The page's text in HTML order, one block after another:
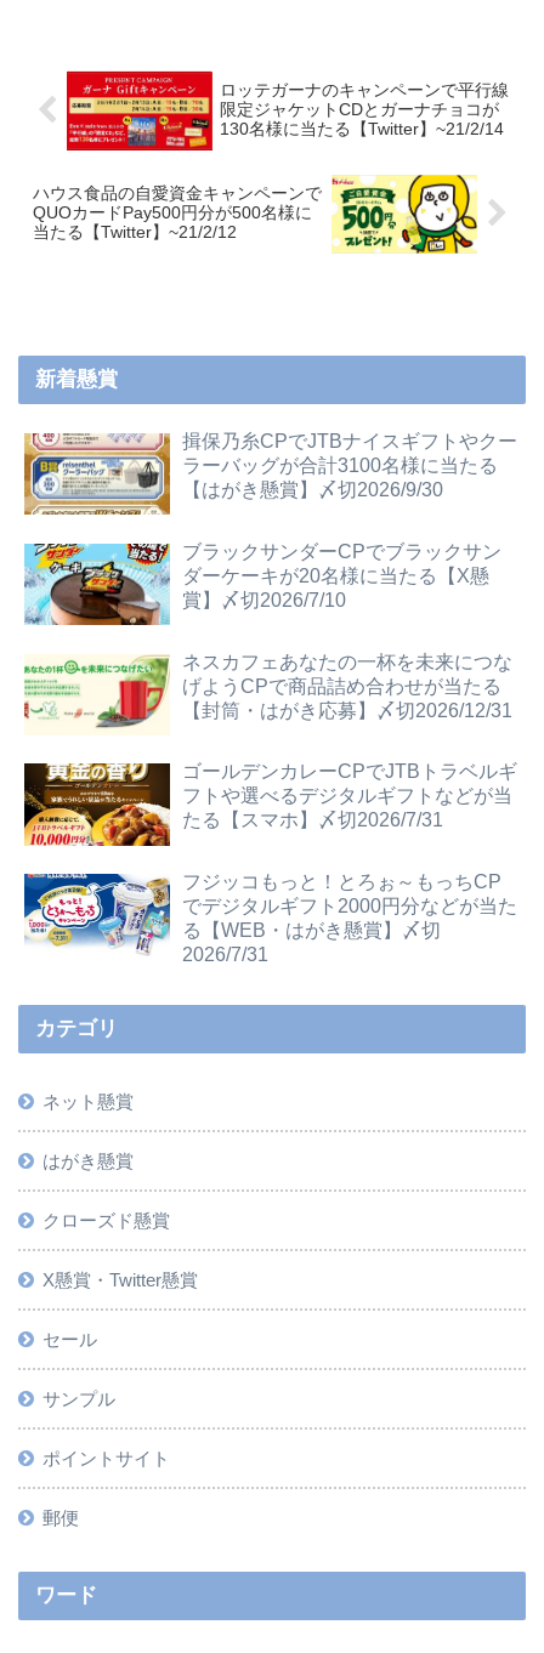
ロッテガーナのキャンペーンで平行線
限定ジャケットCDとガーナチョコが
130名様に当たる【Twitter】~21/2/14
ハウス食品の自愛資金キャンペーンで
QUOカードPay500円分が500名様に
当たる【Twitter】~21/2/12
新着懸賞
揖保乃糸CPでJTBナイスギフトやクー
ラーバッグが合計3100名様に当たる
【はがき懸賞】〆切2026/9/30
ブラックサンダーCPでブラックサン
ダーケーキが20名様に当たる【X懸
賞】〆切2026/7/10
ネスカフェあなたの一杯を未来につな
げようCPで商品詰め合わせが当たる
【封筒・はがき応募】〆切2026/12/31
ゴールデンカレーCPでJTBトラベルギ
フトや選べるデジタルギフトなどが当
たる【スマホ】〆切2026/7/31
フジッコもっと！とろぉ～もっちCP
でデジタルギフト2000円分などが当た
る【WEB・はがき懸賞】〆切
2026/7/31
カテゴリ
ネット懸賞
はがき懸賞
クローズド懸賞
X懸賞・Twitter懸賞
セール
サンプル
ポイントサイト
郵便
ワード